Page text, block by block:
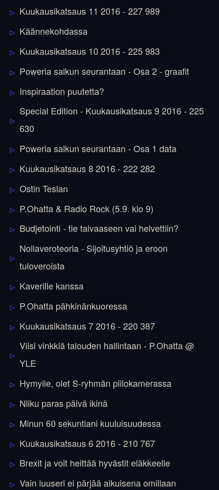
Kuukausikatsaus 11 2016 - 227 989
Käännekohdassa
Kuukausikatsaus 10 2016 - 225 983
Poweria salkun seurantaan - Osa 2 - graafit
Inspiraation puutetta?
Special Edition - Kuukausikatsaus 9 2016 - 225
630
Poweria salkun seurantaan - Osa 1 data
Kuukausikatsaus 8 2016 - 222 282
Ostin Teslan
P.Ohatta & Radio Rock (5.9. klo 9)
Budjetointi - tie taivaaseen vai helvettiin?
Nollaveroteoria - Sijoitusyhtiö ja eroon
tuloveroista
Kaverille kanssa
P.Ohatta pähkinänkuoressa
Kuukausikatsaus 7 2016 - 220 387
Viisi vinkkiä talouden hallintaan - P.Ohatta @
YLE
Hymyile, olet S-ryhmän piilokamerassa
Niiku paras päivä ikinä
Minun 60 sekuntiani kuuluisuudessa
Kuukausikatsaus 6 2016 - 210 767
Brexit ja voit heittää hyvästit eläkkeelle
Vain luuseri ei pärjää aikuisena omillaan